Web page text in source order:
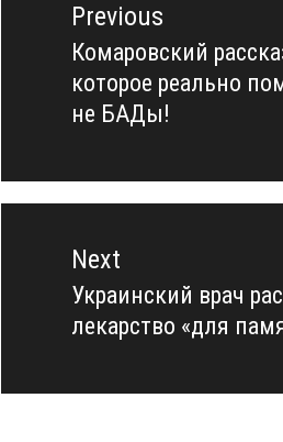
записямPrevious
Previous
post:
Комаровский
которое реально
не БАДы!
Next
Next
post:
Украинский врач
лекарство «для